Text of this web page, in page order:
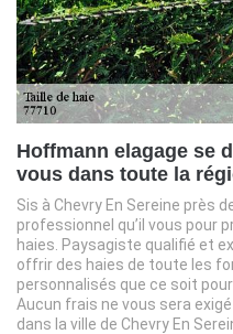
Hoffmann elagage se
vous dans toute la
Sis à Chevry En Sereine près
professionnel qu’il vous pour
haies. Paysagiste qualifié et
offrir des haies de toute les
personnalisés que ce soit
Aucun frais ne vous sera
dans la ville de Chevry En